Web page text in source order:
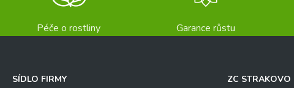
Péče o rostliny Garance růstu
SÍDLO FIRMY
ZC STRAKOVO